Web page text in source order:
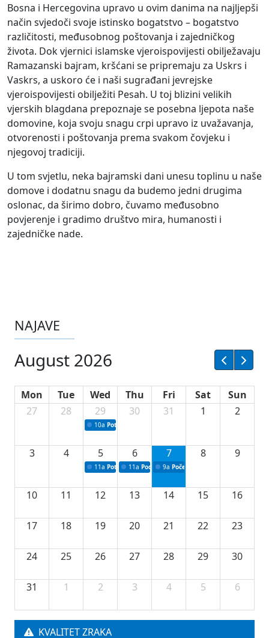
Bosna i Hercegovina upravo u ovim danima na najljepši
način svjedoči svoje istinsko bogatstvo – bogatstvo
različitosti, međusobnog poštovanja i zajedničkog
života. Dok vjernici islamske vjeroispovijesti obilježavaju
Ramazanski bajram, kršćani se pripremaju za Uskrs i
Vaskrs, a uskoro će i naši sugrađani jevrejske
vjeroispovijesti obilježiti Pesah. U toj blizini velikih
vjerskih blagdana prepoznaje se posebna ljepota naše
domovine, koja svoju snagu crpi upravo iz uvažavanja,
otvorenosti i poštovanja prema svakom čovjeku i
njegovoj tradiciji.
U tom svjetlu, neka bajramski dani unesu toplinu u naše
domove i dodatnu snagu da budemo jedni drugima
oslonac, da širimo dobro, čuvamo međusobno
povjerenje i gradimo društvo mira, humanosti i
zajedničke nade.
NAJAVE
August 2026
Mon Tue Wed Thu Fri Sat
Sun
27
28 29
10a Potpisivanje ugovora sa neprofitnim
30 31 1 2
3 4 5
11a Potpisivanje ugovora o stipendijama za
6
11a Podrška razvoju vodne infrastrukture u
7
9a Početak izgradnje nove
8 9
10 11 12 13 14 15 16
17 18 19 20 21 22 23
24 25 26 27 28 29 30
31 1 2 3 4 5 6
KVALITET ZRAKA